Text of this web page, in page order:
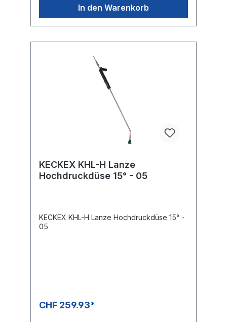
In den Warenkorb
KECKEX KHL-H Lanze
Hochdruckdüse 15° - 05
KECKEX KHL-H Lanze Hochdruckdüse 15° -
05
CHF 259.93*